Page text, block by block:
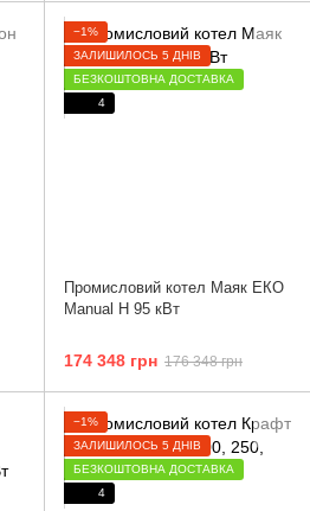
−1%
ЗАЛИШИЛОСЬ 5 ДНІВ
БЕЗКОШТОВНА ДОСТАВКА
4
Промисловий котел Маяк ЕКО
Manual H 95 кВт
174 348 грн 176 348 грн
−1%
ЗАЛИШИЛОСЬ 5 ДНІВ
БЕЗКОШТОВНА ДОСТАВКА
4